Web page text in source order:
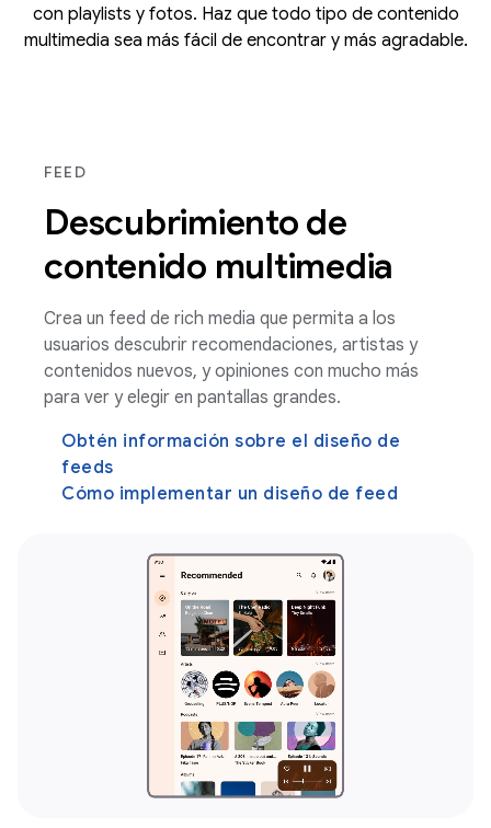
con playlists y fotos. Haz que todo tipo de contenido
multimedia sea más fácil de encontrar y más agradable.
FEED
Descubrimiento de
contenido multimedia
Crea un feed de rich media que permita a los
usuarios descubrir recomendaciones, artistas y
contenidos nuevos, y opiniones con mucho más
para ver y elegir en pantallas grandes.
Obtén información sobre el diseño de
feeds
Cómo implementar un diseño de feed